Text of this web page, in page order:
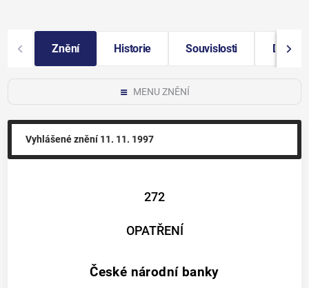
Znění Historie Souvislosti Další
MENU ZNĚNÍ
Vyhlášené znění11. 11. 1997
272
OPATŘENÍ
České národní banky